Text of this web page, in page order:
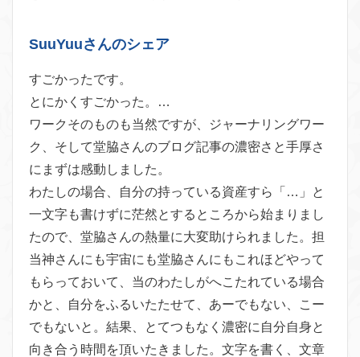
SuuYuuさんのシェア
すごかったです。
とにかくすごかった。…
ワークそのものも当然ですが、ジャーナリングワー
ク、そして堂脇さんのブログ記事の濃密さと手厚さ
にまずは感動しました。
わたしの場合、自分の持っている資産すら「…」と
一文字も書けずに茫然とするところから始まりまし
たので、堂脇さんの熱量に大変助けられました。担
当神さんにも宇宙にも堂脇さんにもこれほどやって
もらっておいて、当のわたしがへこたれている場合
かと、自分をふるいたたせて、あーでもない、こー
でもないと。結果、とてつ もなく濃密に自分自身と
向き合う時間を頂いたきました。文字を書 く、文章